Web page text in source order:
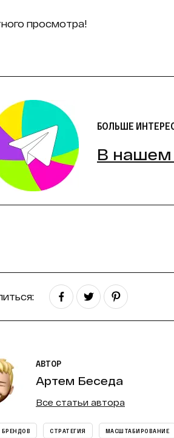
просмотра!
БОЛЬШЕ
В нашем
АВТОР
Артем Беседа
Все статьи автора
БРЕНДОВ СТРАТЕГИЯ МАСШТАБИРОВАНИЕ